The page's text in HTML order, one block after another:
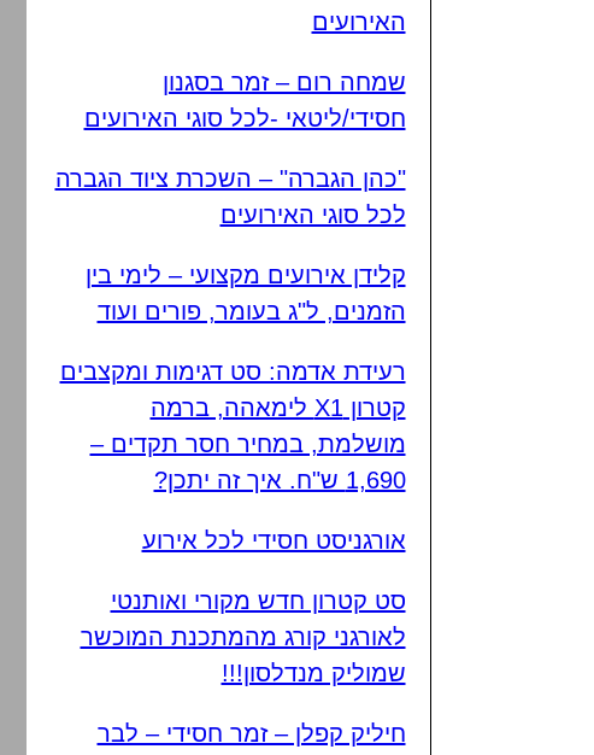
האירועים
שמחה רום – זמר בסגנון
חסידי/ליטאי -לכל סוגי האירועים
"כהן הגברה" – השכרת ציוד הגברה
לכל סוגי האירועים
קלידן אירועים מקצועי – לימי בין
הזמנים, ל"ג בעומר, פורים ועוד
רעידת אדמה: סט דגימות ומקצבים
קטרון X1 לימאהה, ברמה
מושלמת, במחיר חסר תקדים –
1,690 ש"ח. איך זה יתכן?
אורגניסט חסידי לכל אירוע
סט קטרון חדש מקורי ואותנטי
לאורגני קורג מהמתכנת המוכשר
שמוליק מנדלסון!!!
חיליק קפלן – זמר חסידי – לבר